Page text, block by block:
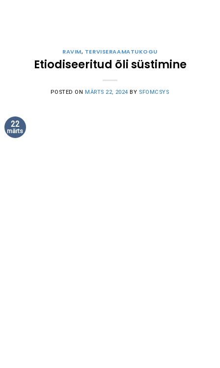
RAVIM, TERVISERAAMATUKOGU
Etiodiseeritud õli süstimine
POSTED ON MÄRTS 22, 2024 BY SFOMCSYS
22
märts